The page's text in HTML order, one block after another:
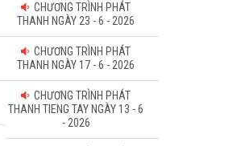
CHƯƠNG TRÌNH PHÁT
THANH NGÀY 23 - 6 - 2026
CHƯƠNG TRÌNH PHÁT
THANH NGÀY 17 - 6 - 2026
CHƯƠNG TRÌNH PHÁT
THANH TIENG TAY NGÀY 13 - 6
- 2026